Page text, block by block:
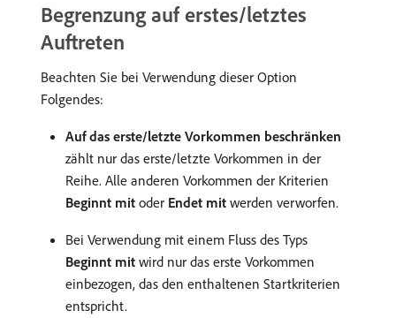
Begrenzung auf erstes/letztes
Auftreten
Beachten Sie bei Verwendung dieser Option
Folgendes:
Auf das erste/letzte Vorkommen beschränken
zählt nur das erste/letzte Vorkommen in der
Reihe. Alle anderen Vorkommen der Kriterien
Beginnt mit oder Endet mit werden verworfen.
Bei Verwendung mit einem Fluss des Typs
Beginnt mit wird nur das erste Vorkommen
einbezogen, das den enthaltenen Startkriterien
entspricht.